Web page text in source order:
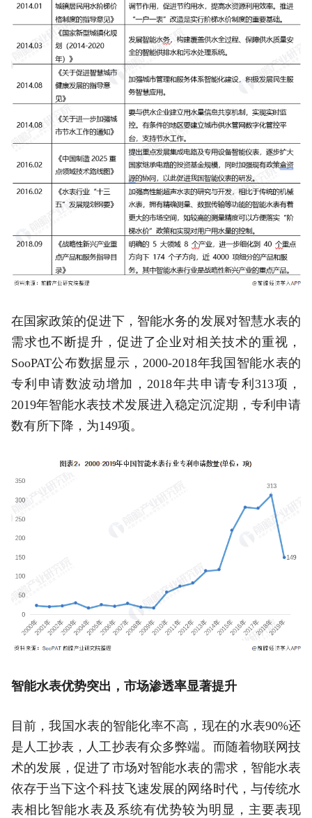
在国家政策的促进下，智能水务的发展对智慧水表的
需求也不断提升，促进了企业对相关技术的重视，
SooPAT公布数据显示，2000-2018年我国智能水表的
专利申请数波动增加，2018年共申请专利313项，
2019年智能水表技术发展进入稳定沉淀期，专利申请
数有所下降，为149项。
智能水表优势突出，市场渗透率显著提升
目前，我国水表的智能化率不高，现在的水表90%还
是人工抄表，人工抄表有众多弊端。而随着物联网技
术的发展，促进了市场对智能水表的需求，智能水表
依存于当下这个科技飞速发展的网络时代，与传统水
表相比智能水表及系统有优势较为明显，主要表现